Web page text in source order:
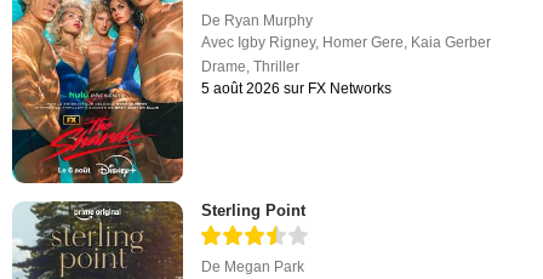
De Ryan Murphy
Avec Igby Rigney, Homer Gere, Kaia Gerber
Drame,Thriller
5 août 2026 sur FX Networks
Sterling Point
De Megan Park